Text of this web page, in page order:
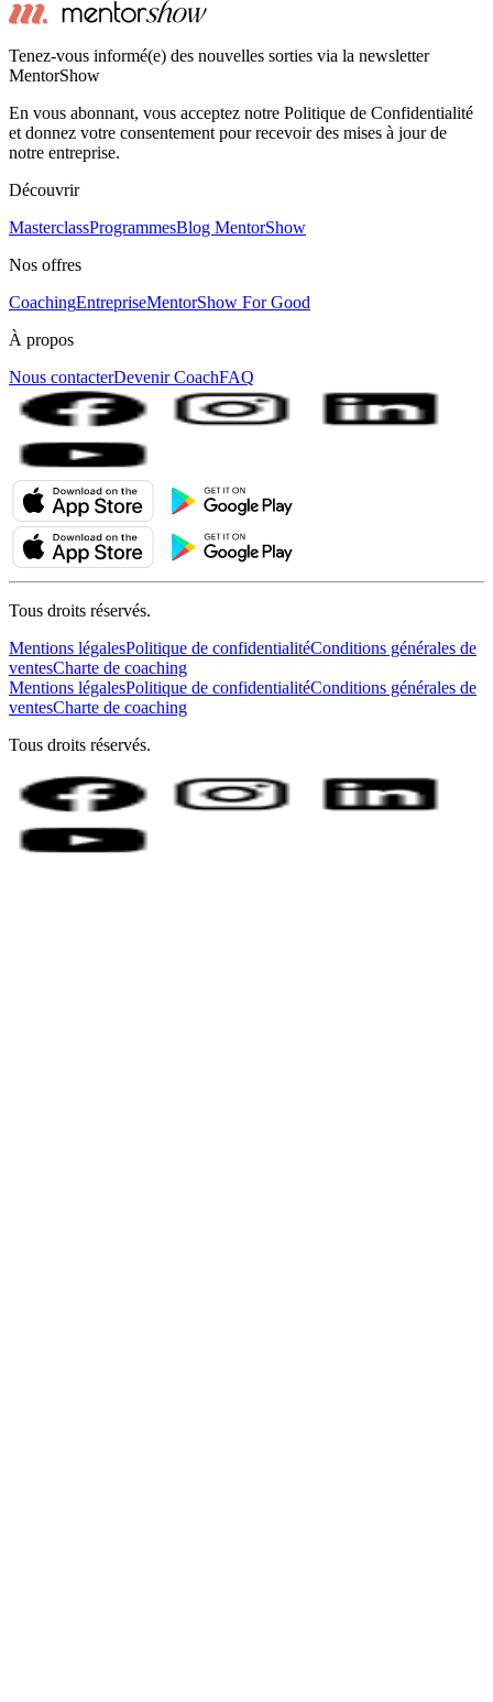
Tenez-vous informé(e) des nouvelles sorties via la newsletter
MentorShow
En vous abonnant, vous acceptez notre Politique de Confidentialité
et donnez votre consentement pour recevoir des mises à jour de
notre entreprise.
Découvrir
MasterclassProgrammesBlog MentorShow
Nos offres
CoachingEntrepriseMentorShow For Good
À propos
Nous contacterDevenir CoachFAQ
Tous droits réservés.
Mentions légalesPolitique de confidentialitéConditions générales de
ventesCharte de coaching
Mentions légalesPolitique de confidentialitéConditions générales de
ventesCharte de coaching
Tous droits réservés.